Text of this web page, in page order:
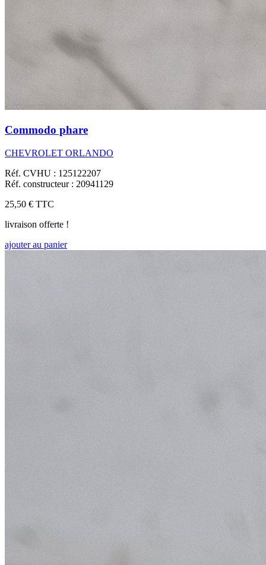
Commodo phare
CHEVROLET ORLANDO
Réf. CVHU : 125122207
Réf. constructeur : 20941129
25,50 € TTC
livraison offerte !
ajouter au panier